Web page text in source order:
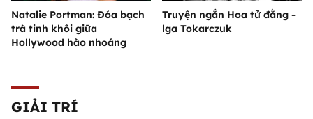
Natalie Portman: Đóa bạch
trà tinh khôi giữa
Hollywood hào nhoáng
Truyện ngắn Hoa tử đằng -
lga Tokarczuk
GIẢI TRÍ